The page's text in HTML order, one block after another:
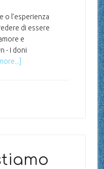
o l’esperienza
di essere
e
- I doni